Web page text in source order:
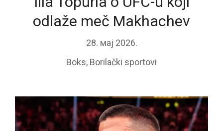
odlaže meč Makhachev
28. мај 2026.
Boks, Borilački sportovi